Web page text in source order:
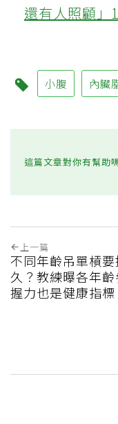
還有人照顧」
小腹 內臟
這篇文章對你有幫助
上一篇
不同年齡吊單槓要
久？教練曝各年
握力也是健康指標